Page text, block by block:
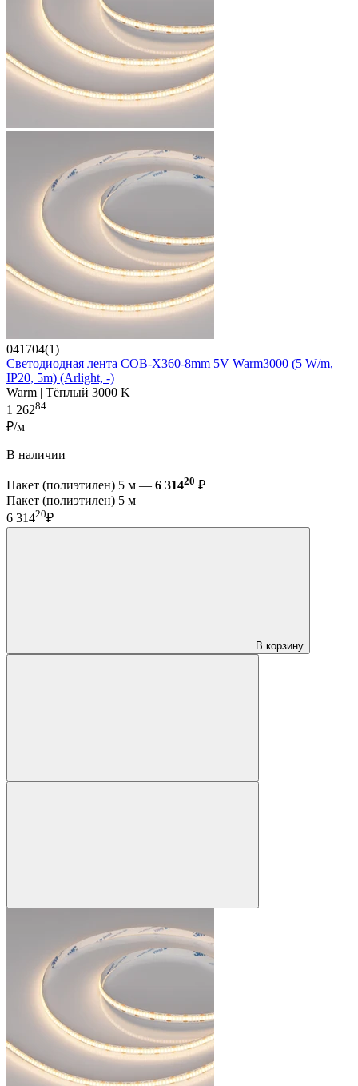
041704(1)
Светодиодная лента COB-X360-8mm 5V Warm3000 (5 W/m,
IP20, 5m) (Arlight, -)
Warm | Тёплый 3000 K
1 26284
₽/м
В наличии
Пакет (полиэтилен) 5 м — 6 31420 ₽
Пакет (полиэтилен) 5 м
6 31420₽
В корзину